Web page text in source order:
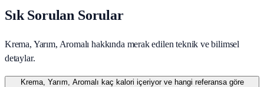
Sık Sorulan Sorular
Krema, Yarım, Aromalı hakkında merak edilen teknik ve bilimsel
detaylar.
Krema, Yarım, Aromalı kaç kalori içeriyor ve hangi referansa göre